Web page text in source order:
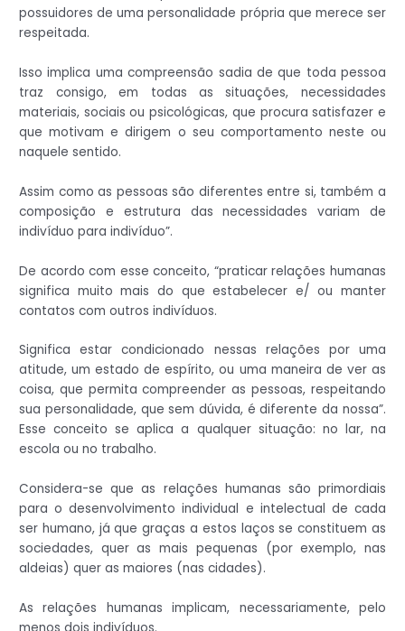
possuidores de uma personalidade própria que merece ser
respeitada.
Isso implica uma compreensão sadia de que toda pessoa
traz consigo, em todas as situações, necessidades
materiais, sociais ou psicológicas, que procura satisfazer e
que motivam e dirigem o seu comportamento neste ou
naquele sentido.
Assim como as pessoas são diferentes entre si, também a
composição e estrutura das necessidades variam de
indivíduo para indivíduo”.
De acordo com esse conceito, “praticar relações humanas
significa muito mais do que estabelecer e/ ou manter
contatos com outros indivíduos.
Significa estar condicionado nessas relações por uma
atitude, um estado de espírito, ou uma maneira de ver as
coisa, que permita compreender as pessoas, respeitando
sua personalidade, que sem dúvida, é diferente da nossa”.
Esse conceito se aplica a qualquer situação: no lar, na
escola ou no trabalho.
Considera-se que as relações humanas são primordiais
para o desenvolvimento individual e intelectual de cada
ser humano, já que graças a estos laços se constituem as
sociedades, quer as mais pequenas (por exemplo, nas
aldeias) quer as maiores (nas cidades).
As relações humanas implicam, necessariamente, pelo